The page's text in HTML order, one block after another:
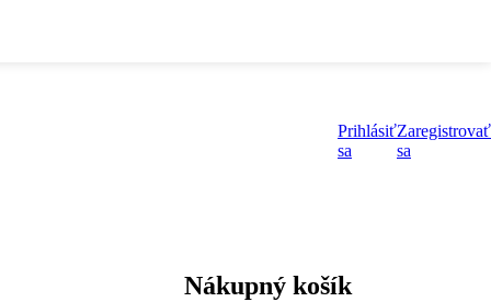
Prihlásiť
sa
Zaregistrovať
sa
Nákupný košík